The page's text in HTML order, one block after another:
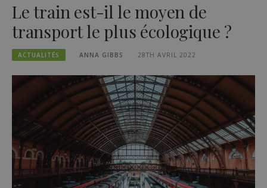
Le train est-il le moyen de
transport le plus écologique ?
ACTUALITÉS ANNA GIBBS 28TH AVRIL 2022